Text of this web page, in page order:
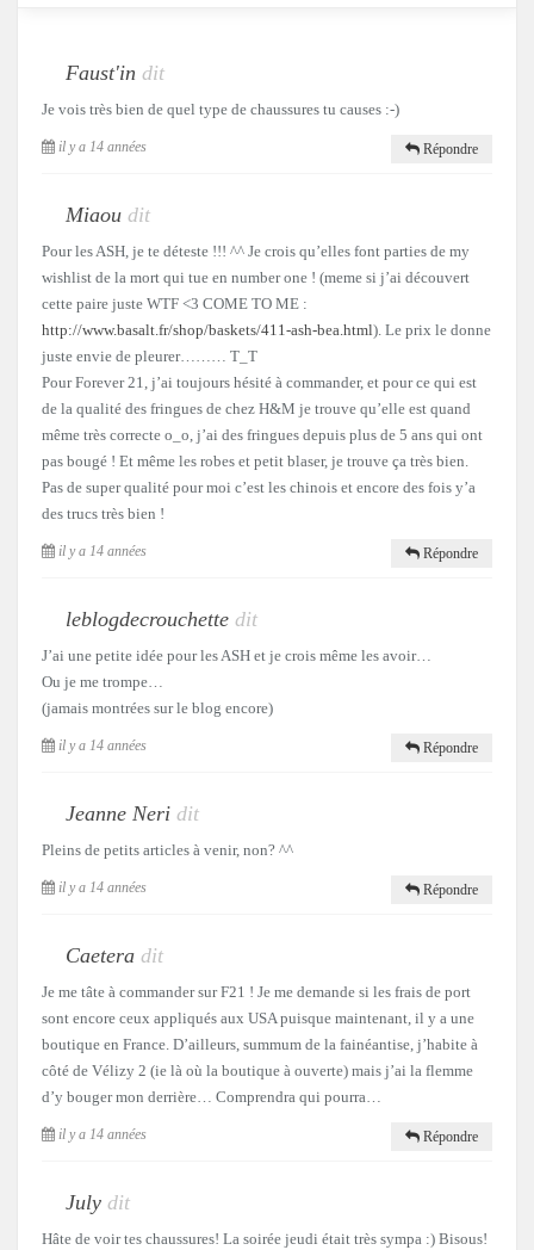
Faust'in dit
Je vois très bien de quel type de chaussures tu causes :-)
il y a 14 années Répondre
Miaou dit
Pour les ASH, je te déteste !!! ^^ Je crois qu’elles font parties de my
wishlist de la mort qui tue en number one ! (meme si j’ai découvert
cette paire juste WTF <3 COME TO ME :
http://www.basalt.fr/shop/baskets/411-ash-bea.html). Le prix le donne
juste envie de pleurer……… T_T
Pour Forever 21, j’ai toujours hésité à commander, et pour ce qui est
de la qualité des fringues de chez H&M je trouve qu’elle est quand
même très correcte o_o, j’ai des fringues depuis plus de 5 ans qui ont
pas bougé ! Et même les robes et petit blaser, je trouve ça très bien.
Pas de super qualité pour moi c’est les chinois et encore des fois y’a
des trucs très bien !
il y a 14 années Répondre
leblogdecrouchette dit
J’ai une petite idée pour les ASH et je crois même les avoir…
Ou je me trompe…
(jamais montrées sur le blog encore)
il y a 14 années Répondre
Jeanne Neri dit
Pleins de petits articles à venir, non? ^^
il y a 14 années Répondre
Caetera dit
Je me tâte à commander sur F21 ! Je me demande si les frais de port
sont encore ceux appliqués aux USA puisque maintenant, il y a une
boutique en France. D’ailleurs, summum de la fainéantise, j’habite à
côté de Vélizy 2 (ie là où la boutique à ouverte) mais j’ai la flemme
d’y bouger mon derrière… Comprendra qui pourra…
il y a 14 années Répondre
July dit
Hâte de voir tes chaussures! La soirée jeudi était très sympa :) Bisous!